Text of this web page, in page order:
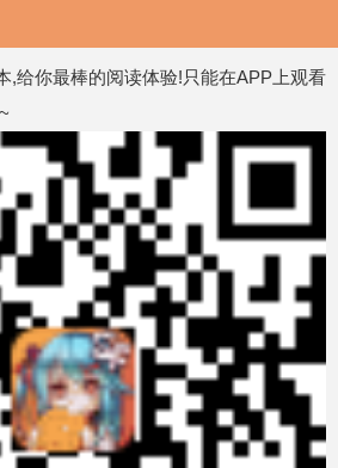
,给你最棒的阅读体验!只能在APP上观看